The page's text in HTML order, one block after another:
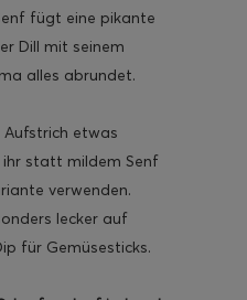
fügt eine pikante
Dill mit seinem
alles abrundet.
Aufstrich etwas
statt mildem Senf
verwenden.
lecker auf
für Gemüsesticks.